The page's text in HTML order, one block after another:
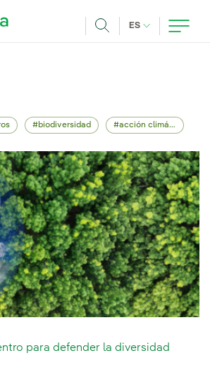
ES IDIOMA
biodiversidad acción climática
para defender la diversidad